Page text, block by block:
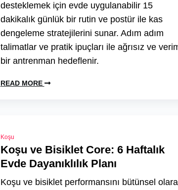
desteklemek için evde uygulanabilir 15
dakikalık günlük bir rutin ve postür ile kas
dengeleme stratejilerini sunar. Adım adım
talimatlar ve pratik ipuçları ile ağrısız ve
bir antrenman hedeflenir.
READ MORE
Koşu
Koşu ve Bisiklet Core: 6 Haftalık
Evde Dayanıklılık Planı
Koşu ve bisiklet performansını bütünsel